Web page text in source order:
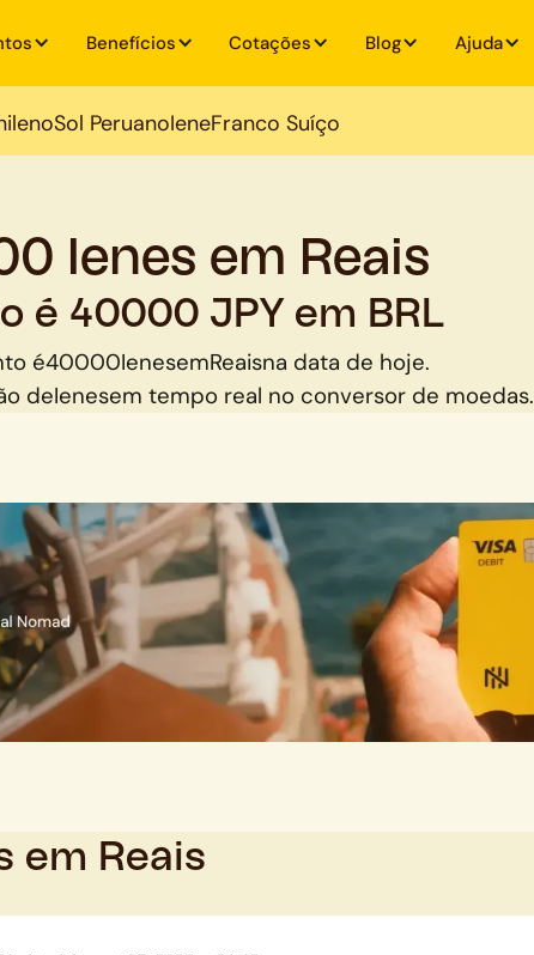
Benefícios Cotações Blog Ajuda
Sol PeruanoIeneFranco Suíço
Ienes em Reais
é 40000 JPY em BRL
é40000IenesemReaisna data de hoje.
deIenesem tempo real no conversor de moedas.
em Reais